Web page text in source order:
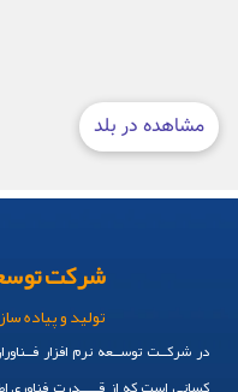
شرکت
تولید و پیاده
در شرکــت توســعه نرم افزار